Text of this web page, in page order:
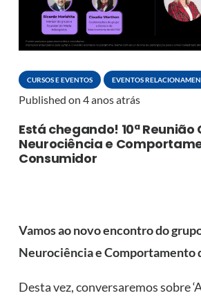
CURSOS E EVENTOS EVENTOS
Published on 4 anos atrás
Está chegando! 10ª Reunião
Neurociência e
Consumidor
Vamos ao novo encontro do
Neurociência e Comportamento
Desta vez, conversaremos sobre